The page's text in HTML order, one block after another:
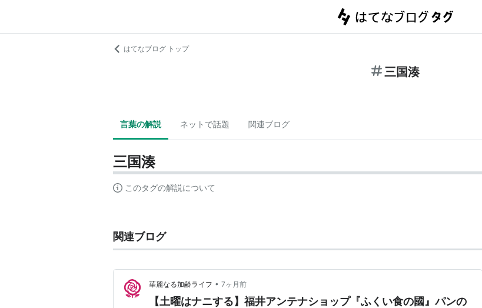
はてなブログ トップ
三国湊
言葉の解説 ネットで話題 関連ブログ
三国湊
このタグの解説について
関連ブログ
華麗なる加齢ライフ • 7ヶ月前
【土曜はナニする】福井アンテナショップ『ふくい食の國』パンの